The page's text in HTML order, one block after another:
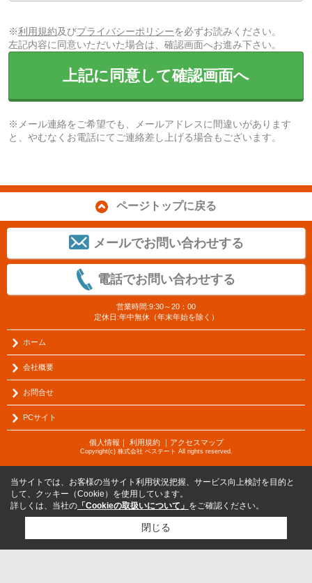
※利用規約及びプライバシーポリシーを必ずお読みください。
左記内容に同意いただいた場合は、確認画面へお進み下さい。
上記に同意して確認画面へ
※メール連絡をご希望でも、メールアドレスに間違いがあります
と、やむなくお電話にてご連絡差し上げる場合もございます。
ページトップに戻る
メールでお問い合わせする
電話でお問い合わせする
営業時間:9:30～20：00
定休日:年中無休（年末年始を除く）
ホーム
会社概要
お問合せ
PCサイト
個人情報 利用規約｜ アクセスマップ
Copyright(c) 株式会社 ベステート All rights reserved.
当サイトでは、お客様の当サイト利用状況把握、サービス向上検討を目的と
して、クッキー（Cookie）を使用しています。
詳しくは、当社の 「Cookieの取扱いについて」 をご確認ください。
閉じる